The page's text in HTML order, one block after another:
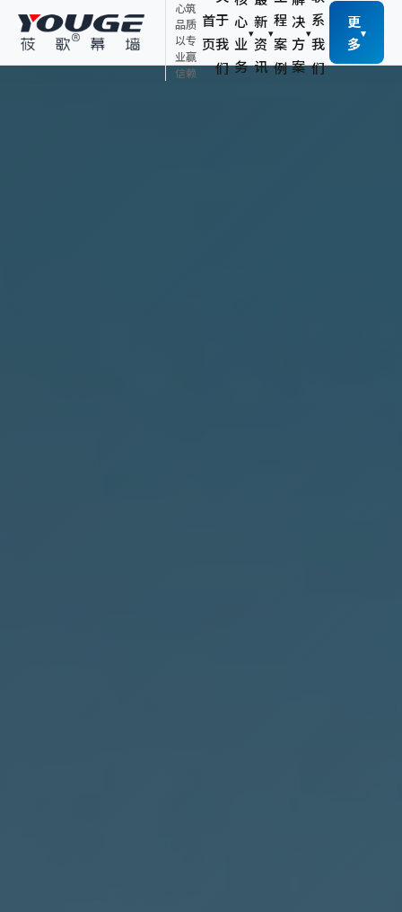
心筑
品质
以专
业赢
信赖
首
页
于
我
们
心
业
务
▾
新
资
讯
▾
程
案
例
决
方
案
▾
系
我
们
更
多
▾